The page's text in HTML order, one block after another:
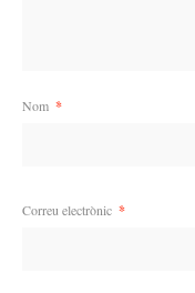
Nom *
Correu electrònic *